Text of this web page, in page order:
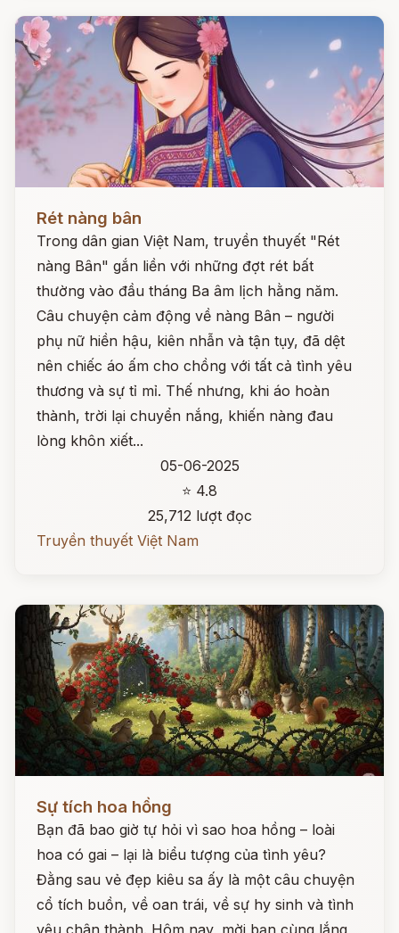
Rét nàng bân
Trong dân gian Việt Nam, truyền thuyết "Rét
nàng Bân" gắn liền với những đợt rét bất
thường vào đầu tháng Ba âm lịch hằng năm.
Câu chuyện cảm động về nàng Bân – người
phụ nữ hiền hậu, kiên nhẫn và tận tụy, đã dệt
nên chiếc áo ấm cho chồng với tất cả tình yêu
thương và sự tỉ mỉ. Thế nhưng, khi áo hoàn
thành, trời lại chuyển nắng, khiến nàng đau
lòng khôn xiết...
05-06-2025
⭐ 4.8
25,712 lượt đọc
Truyền thuyết Việt Nam
Sự tích hoa hồng
Bạn đã bao giờ tự hỏi vì sao hoa hồng – loài
hoa có gai – lại là biểu tượng của tình yêu?
Đằng sau vẻ đẹp kiêu sa ấy là một câu chuyện
cổ tích buồn, về oan trái, về sự hy sinh và tình
yêu chân thành. Hôm nay, mời bạn cùng lắng